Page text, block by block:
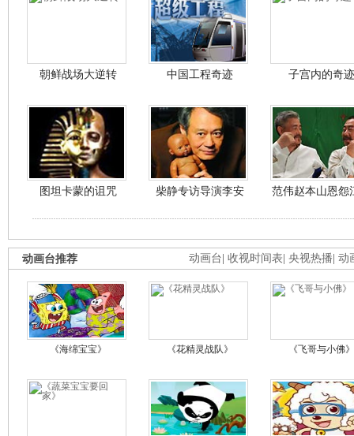
朝鲜战场大逆转 中国工程奇迹 子宫内的奇迹
图坦卡蒙的诅咒 柴静专访导演李安 范伟赵本山恩怨
动画台 收视时间表 央视热播 动
动画台推荐
《海绵宝宝》 《花精灵战队》 《飞哥与小佛》